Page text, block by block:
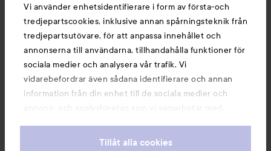
Vi använder enhetsidentifierare i form av första-och
tredjepartscookies, inklusive annan spårningsteknik från
tredjepartsutövare, för att anpassa innehållet och
annonserna till användarna, tillhandahålla funktioner för
sociala medier och analysera vår trafik. Vi
vidarebefordrar även sådana identifierare och annan
information från din enhet till de sociala medier och
annons- och analysföretag som vi samarbetar med.
information som du har tillhandahållit eller som de har
Tillåt alla cookies
Du kanske också gillar